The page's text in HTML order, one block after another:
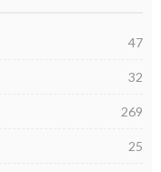
47
32
269
25